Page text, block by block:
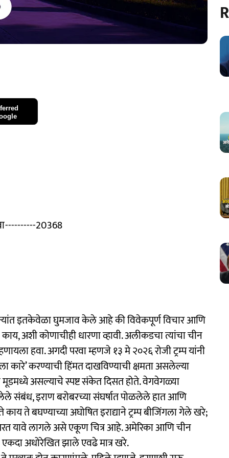
20368
इतकेवेळा घुमजाव केले आहे की विवेकपूर्ण विचार आणि
अशी कोणाचीही धारणा व्हावी. अलीकडचा त्यांचा चीन
हवा. अगदी परवा म्हणजे १३ मे २०२६ रोजी ट्रम्प यांनी
कारे’ करण्याची हिंमत दाखविण्याची क्षमता असलेल्या
असल्याचे स्पष्ट संकेत दिसत होते. वेगवेगळ्या
संबंध, इराण बरोबरच्या संघर्षात पोळलेले हात आणि
ते बघण्याच्या अघोषित इराद्याने ट्रम्प बीजिंगला गेले खरे;
यावे लागले असे एकूण चित्र आहे. अमेरिका आणि चीन
एकदा अधोरेखित झाले एवढे मात्र खरे.